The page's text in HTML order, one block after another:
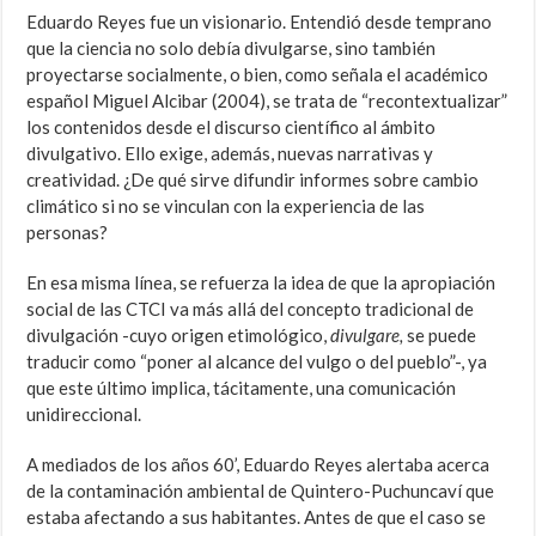
Eduardo Reyes fue un visionario. Entendió desde temprano
que la ciencia no solo debía divulgarse, sino también
proyectarse socialmente, o bien, como señala el académico
español Miguel Alcibar (2004), se trata de “recontextualizar”
los contenidos desde el discurso científico al ámbito
divulgativo. Ello exige, además, nuevas narrativas y
creatividad. ¿De qué sirve difundir informes sobre cambio
climático si no se vinculan con la experiencia de las
personas?
En esa misma línea, se refuerza la idea de que la apropiación
social de las CTCI va más allá del concepto tradicional de
divulgación -cuyo origen etimológico,divulgare, se puede
traducir como “poner al alcance del vulgo o del pueblo”-, ya
que este último implica, tácitamente, una comunicación
unidireccional.
A mediados de los años 60’, Eduardo Reyes alertaba acerca
de la contaminación ambiental de Quintero-Puchuncaví que
estaba afectando a sus habitantes. Antes de que el caso se